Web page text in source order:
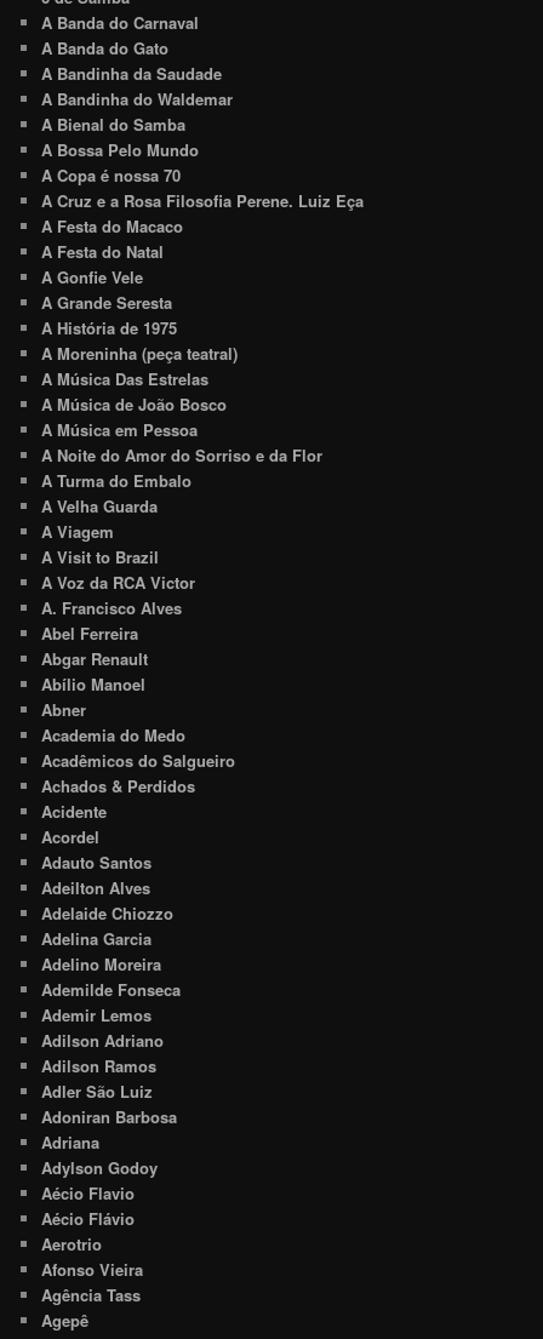
A Banda do Carnaval
A Banda do Gato
A Bandinha da Saudade
A Bandinha do Waldemar
A Bienal do Samba
A Bossa Pelo Mundo
A Copa é nossa 70
A Cruz e a Rosa Filosofia Perene. Luiz Eça
A Festa do Macaco
A Festa do Natal
A Gonfie Vele
A Grande Seresta
A História de 1975
A Moreninha (peça teatral)
A Música Das Estrelas
A Música de João Bosco
A Música em Pessoa
A Noite do Amor do Sorriso e da Flor
A Turma do Embalo
A Velha Guarda
A Viagem
A Visit to Brazil
A Voz da RCA Victor
A. Francisco Alves
Abel Ferreira
Abgar Renault
Abílio Manoel
Abner
Academia do Medo
Acadêmicos do Salgueiro
Achados & Perdidos
Acidente
Acordel
Adauto Santos
Adeilton Alves
Adelaide Chiozzo
Adelina Garcia
Adelino Moreira
Ademilde Fonseca
Ademir Lemos
Adilson Adriano
Adilson Ramos
Adler São Luiz
Adoniran Barbosa
Adriana
Adylson Godoy
Aécio Flavio
Aécio Flávio
Aerotrio
Afonso Vieira
Agência Tass
Agepê